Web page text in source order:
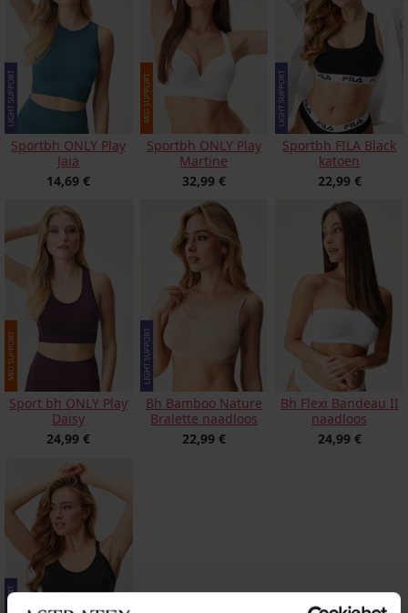
Sportbh ONLY Play
Jaia
14,69 €
Sportbh ONLY Play
Martine
32,99 €
Sportbh FILA Black
katoen
22,99 €
Sport bh ONLY Play
Daisy
24,99 €
Bh Bamboo Nature
Bralette naadloos
22,99 €
Bh Flexi Bandeau II
naadloos
24,99 €